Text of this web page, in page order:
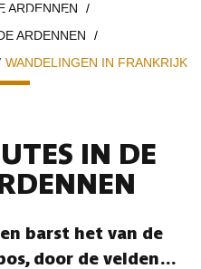
ARDENNEN
ARDENNEN
WANDELINGEN IN FRANKRIJK
IN DE
barst het van de
door de velden…